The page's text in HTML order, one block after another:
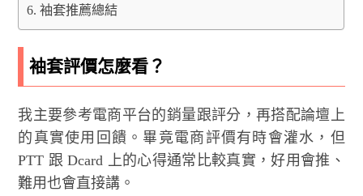
袖套推薦總結
袖套評價怎麼看？
我主要參考電商平台的銷量跟評分，再搭配論壇上
的真實使用回饋。畢竟電商評價有時會灌水，但
PTT 跟 Dcard 上的心得通常比較真實，好用會推、
難用也會直接講。